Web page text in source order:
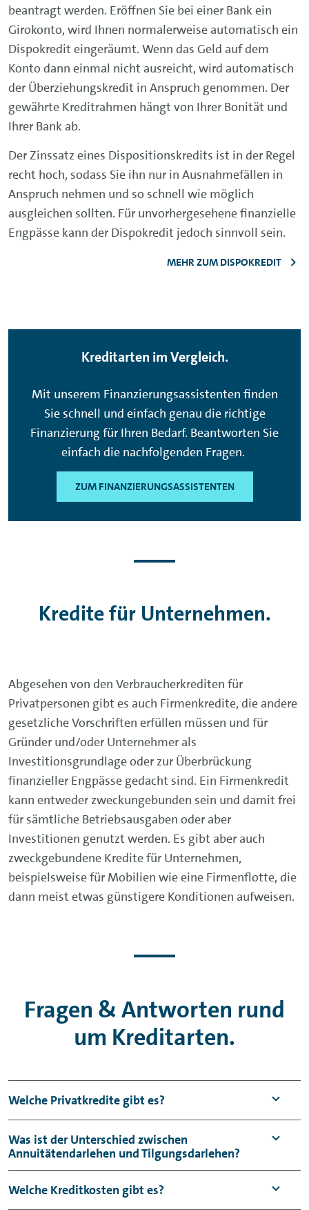
beantragt werden. Eröffnen Sie bei einer Bank ein
Girokonto, wird Ihnen normalerweise automatisch ein
Dispokredit eingeräumt. Wenn das Geld auf dem
Konto dann einmal nicht ausreicht, wird automatisch
der Überziehungskredit in Anspruch genommen. Der
gewährte Kreditrahmen hängt von Ihrer Bonität und
Ihrer Bank ab.
Der Zinssatz eines Dispositionskredits ist in der Regel
recht hoch, sodass Sie ihn nur in Ausnahmefällen in
Anspruch nehmen und so schnell wie möglich
ausgleichen sollten. Für unvorhergesehene finanzielle
Engpässe kann der Dispokredit jedoch sinnvoll sein.
MEHR ZUM DISPOKREDIT
Kreditarten im Vergleich.
Mit unserem Finanzierungsassistenten finden
Sie schnell und einfach genau die richtige
Finanzierung für Ihren Bedarf. Beantworten Sie
einfach die nachfolgenden Fragen.
ZUM FINANZIERUNGSASSISTENTEN
Kredite für Unternehmen.
Abgesehen von den Verbraucherkrediten für
Privatpersonen gibt es auch Firmenkredite, die andere
gesetzliche Vorschriften erfüllen müssen und für
Gründer und/oder Unternehmer als
Investitionsgrundlage oder zur Überbrückung
finanzieller Engpässe gedacht sind. Ein Firmenkredit
kann entweder zweckungebunden sein und damit frei
für sämtliche Betriebsausgaben oder aber
Investitionen genutzt werden. Es gibt aber auch
zweckgebundene Kredite für Unternehmen,
beispielsweise für Mobilien wie eine Firmenflotte, die
dann meist etwas günstigere Konditionen aufweisen.
Fragen & Antworten rund
um Kreditarten.
Welche Privatkredite gibt es?
Privatkredite sind Kredite, die ausschließlich
für Privatpersonen gedacht sind. Sie werden
auch als Verbraucherkredite bezeichnet. Dazu
zählen unter anderem die folgenden
Was ist der Unterschied zwischen
Annuitätendarlehen und Tilgungsdarlehen?
BeimAnnuitätendarlehen zahlt der
Welche Kreditkosten gibt es?